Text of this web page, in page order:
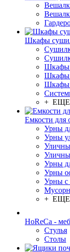
Шкафы
Шкафы
Шкафы
Шкафы
+ ЕЩЕ
Емкости для
Урны
Урны
Урны
Урны
Урны с
+ ЕЩЕ
HoReCa -
Стулья
Столы